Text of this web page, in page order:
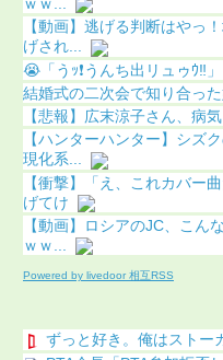
【動画】逃げる判断はやっ
げされ...
😭「うｯ❗️うんち出リュゥｳ‼️」
結婚式の二次会で知り合っ
【悲報】広末涼子さん、病
【ハンターハンター】シズ
現化系...
【衝撃】「え、これカバー
げてけ
【動画】ロシアのJC、こん
ｗｗ...
Powered by livedoor 相互RSS
ずっと好き。俺はストー